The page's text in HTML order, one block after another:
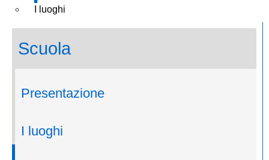
I luoghi
Le persone
Organizzazione
scuola
Presentazione
I luoghi